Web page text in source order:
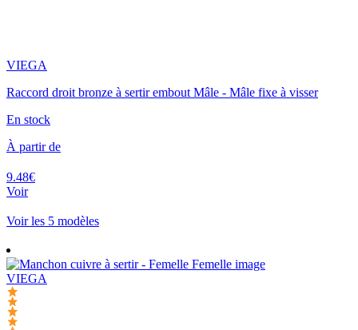
VIEGA
Raccord droit bronze à sertir embout Mâle - Mâle fixe à visser
En stock
À partir de
9.48€
Voir
Voir les 5 modèles
VIEGA